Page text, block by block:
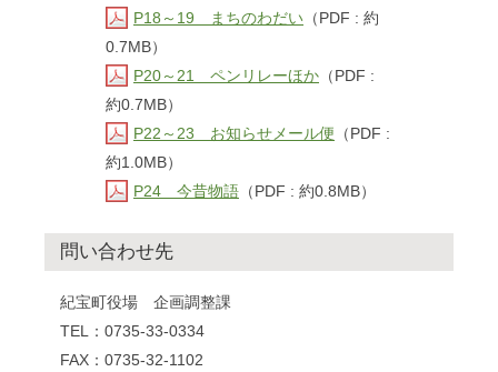
P18～19 まちのわだい （PDF : 約
0.7MB）
P20～21 ペンリレーほか （PDF :
約0.7MB）
P22～23 お知らせメール便 （PDF :
約1.0MB）
P24 今昔物語 （PDF : 約0.8MB）
問い合わせ先
紀宝町役場 企画調整課
TEL：0735-33-0334
FAX：0735-32-1102